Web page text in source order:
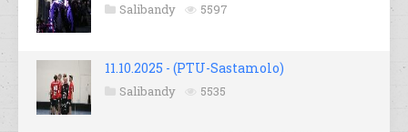
Salibandy 5597
11.10.2025 - (PTU-Sastamolo)
Salibandy 5535